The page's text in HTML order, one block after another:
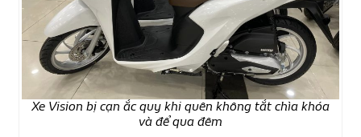
Xe Vision bị cạn ắc quy khi quên không tắt chìa khóa
và để qua đêm